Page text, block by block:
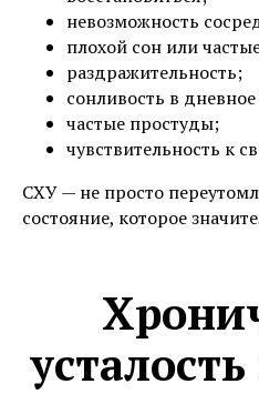
невозможность
плохой сон или
раздражительность;
сонливость в
частые простуды;
чувствительность к
СХУ — не просто
состояние, которое